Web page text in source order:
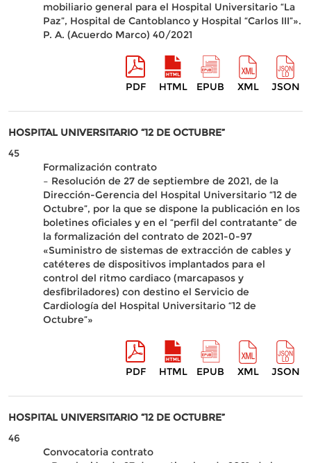
mobiliario general para el Hospital Universitario “La
Paz”, Hospital de Cantoblanco y Hospital “Carlos III”».
P. A. (Acuerdo Marco) 40/2021
PDF HTML EPUB XML JSON
HOSPITAL UNIVERSITARIO “12 DE OCTUBRE”
45
Formalización contrato
– Resolución de 27 de septiembre de 2021, de la
Dirección-Gerencia del Hospital Universitario “12 de
Octubre”, por la que se dispone la publicación en los
boletines oficiales y en el “perfil del contratante” de
la formalización del contrato de 2021-0-97
«Suministro de sistemas de extracción de cables y
catéteres de dispositivos implantados para el
control del ritmo cardiaco (marcapasos y
desfibriladores) con destino el Servicio de
Cardiología del Hospital Universitario “12 de
Octubre”»
PDF HTML EPUB XML JSON
HOSPITAL UNIVERSITARIO “12 DE OCTUBRE”
46
Convocatoria contrato